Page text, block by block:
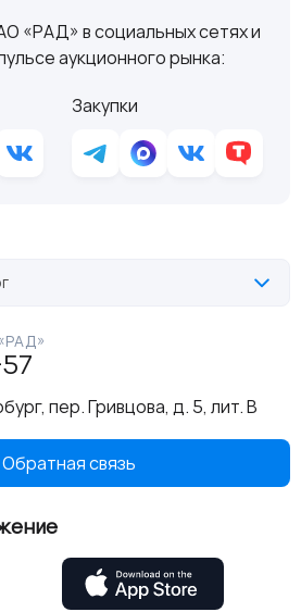
«РАД» в социальных сетях и
аукционного рынка:
Закупки
пер. Гривцова, д. 5, лит. В
Обратная связь